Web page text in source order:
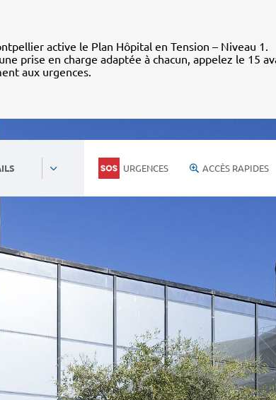
active le Plan Hôpital en Tension – Niveau 1.
prise en charge adaptée à chacun, appelez le 15
aux urgences.
URGENCES ACCÈS RAPIDES